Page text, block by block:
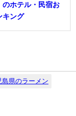
のホテル・民宿お
キング
島県のラーメン